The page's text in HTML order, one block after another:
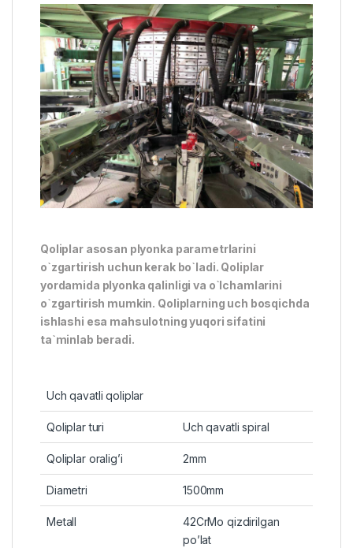
Qoliplar asosan plyonka parametrlarini
o`zgartirish uchun kerak bo`ladi. Qoliplar
yordamida plyonka qalinligi va o`lchamlarini
o`zgartirish mumkin. Qoliplarning uch bosqichda
ishlashi esa mahsulotning yuqori sifatini
ta`minlab beradi.
Uch qavatli qoliplar
Qoliplar turi Uch qavatli spiral
Qoliplar oralig’i 2mm
Diametri 1500mm
Metall
42CrMo qizdirilgan
po’lat